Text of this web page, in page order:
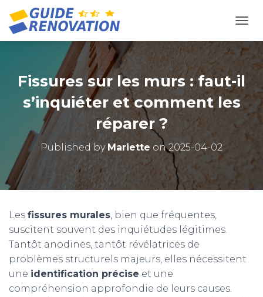
Fissures sur les murs : faut-il
s’inquiéter et comment les
réparer ?
Published by Marietteon2025-04-02
Les fissures murales, bien que fréquentes,
suscitent souvent des inquiétudes légitimes.
Tantôt anodines, tantôt révélatrices de
problèmes structurels majeurs, elles nécessitent
une identification précise et une
compréhension approfondie de leurs causes.